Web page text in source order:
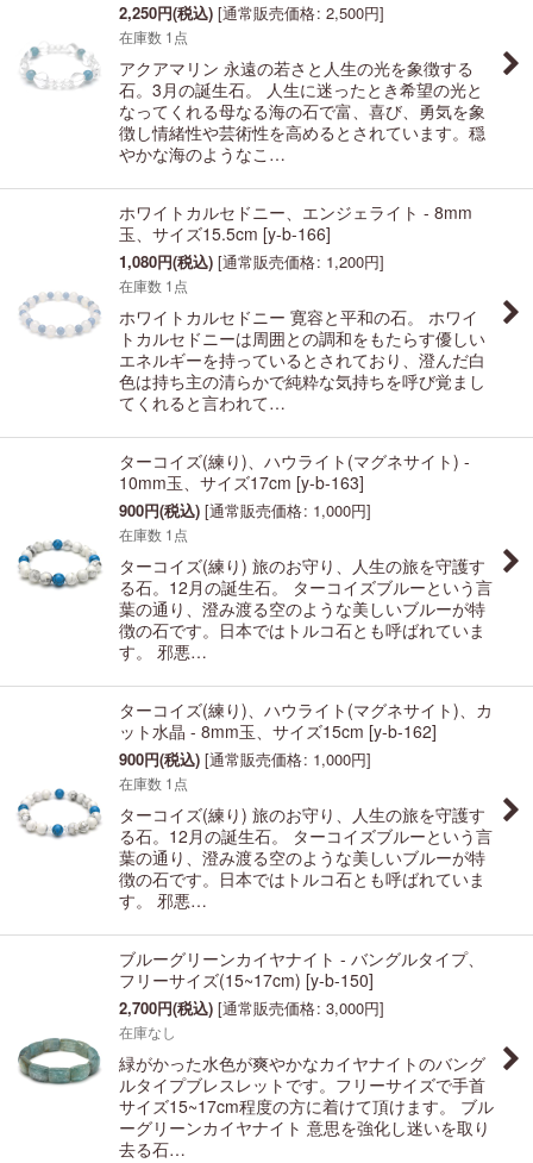
2,250円(税込) [通常販売価格: 2,500円]
在庫数 1点
アクアマリン 永遠の若さと人生の光を象徴する
石。3月の誕生石。 人生に迷ったとき希望の光と
なってくれる母なる海の石で富、喜び、勇気を象
徴し情緒性や芸術性を高めるとされています。穏
やかな海のようなこ…
ホワイトカルセドニー、エンジェライト - 8mm
玉、サイズ15.5cm [y-b-166]
1,080円(税込) [通常販売価格: 1,200円]
在庫数 1点
ホワイトカルセドニー 寛容と平和の石。 ホワイ
トカルセドニーは周囲との調和をもたらす優しい
エネルギーを持っているとされており、澄んだ白
色は持ち主の清らかで純粋な気持ちを呼び覚まし
てくれると言われて…
ターコイズ(練り)、ハウライト(マグネサイト) -
10mm玉、サイズ17cm [y-b-163]
900円(税込) [通常販売価格: 1,000円]
在庫数 1点
ターコイズ(練り) 旅のお守り、人生の旅を守護す
る石。12月の誕生石。 ターコイズブルーという言
葉の通り、澄み渡る空のような美しいブルーが特
徴の石です。日本ではトルコ石とも呼ばれていま
す。 邪悪…
ターコイズ(練り)、ハウライト(マグネサイト)、カ
ット水晶 - 8mm玉、サイズ15cm [y-b-162]
900円(税込) [通常販売価格: 1,000円]
在庫数 1点
ターコイズ(練り) 旅のお守り、人生の旅を守護す
る石。12月の誕生石。 ターコイズブルーという言
葉の通り、澄み渡る空のような美しいブルーが特
徴の石です。日本ではトルコ石とも呼ばれていま
す。 邪悪…
ブルーグリーンカイヤナイト - バングルタイプ、
フリーサイズ(15~17cm) [y-b-150]
2,700円(税込) [通常販売価格: 3,000円]
在庫なし
緑がかった水色が爽やかなカイヤナイトのバング
ルタイプブレスレットです。フリーサイズで手首
サイズ15~17cm程度の方に着けて頂けます。 ブル
ーグリーンカイヤナイト 意思を強化し迷いを取り
去る石…